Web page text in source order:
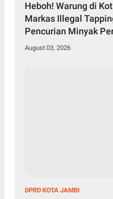
Heboh! Warung di
Markas Illegal
Pencurian Minyak
Diketahui
August 03, 2026
DPRD KOTA JAMBI